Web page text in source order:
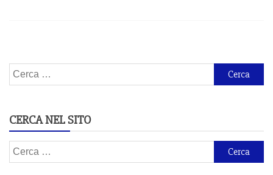
Ricerca
per:
CERCA NEL SITO
Ricerca
per: